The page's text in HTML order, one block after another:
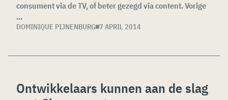
consument via de TV, of beter gezegd via content. Vorige
...
DOMINIQUE PIJNENBURG 7 APRIL 2014
Ontwikkelaars kunnen aan de slag